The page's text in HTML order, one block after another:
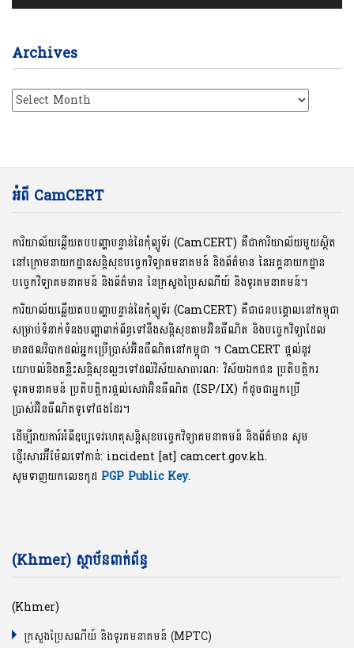
Archives
Archives
អំពី CamCERT
ការិយាល័យឆ្លើយតបបញ្ហាបន្ទាន់នៃកុំព្យូទ័រ (CamCERT) គឺជាការិយាល័យមួយស្ថិត
នៅក្រោមនាយកដ្ឋានសន្តិសុខបច្ចេកវិទ្យាគមនាគមន៍ និងព័ត៌មាន នៃអគ្គនាយកដ្ឋាន
បច្ចេកវិទ្យាគមនាគមន៍ និងព័ត៌មាន នៃក្រសួងប្រៃសណីយ៍ និងទូរគមនាគមន៍។
ការិយាល័យឆ្លើយតបបញ្ហាបន្ទាន់នៃកុំព្យូទ័រ (CamCERT) គឺជាជនបង្គោលនៅកម្ពុជា
សម្រាប់ទំនាក់ទំនងបញ្ហាពាក់ព័ន្ធទៅនឹងសន្តិសុខតាមអ៊ិនធឺណិត និងបច្ចេកវិទ្យាដែល
មានផលវិបាកដល់អ្នកប្រើប្រាស់អ៊ិនធឺណិតនៅកម្ពុជា ។ CamCERT ផ្តល់នូវ
យោបល់និងគន្លឹះសន្តិសុខល្អៗទៅដល់វិស័យសាធារណៈ វិស័យឯកជន ប្រតិបត្តិករ
ទូរគមនាគមន៍ ប្រតិបត្តិករផ្តល់សេវាអ៊ិនធឺណិត (ISP/IX) ក៏ដូចជាអ្នកប្រើ
ប្រាស់អ៊ិនធឺណិតទូទៅផងដែរ។
ដើម្បីរាយការ៍អំពីឧប្បទេវហេតុសន្តិសុខបច្ចេកវិទ្យាគមនាគមន៍ និងព័ត៌មាន សូម
ផ្ញើរសារអ៊ីម៉ែលទៅកាន់: incident [at] camcert.gov.kh.
សូមទាញយកលេខកូដ PGP Public Key.
(Khmer) ស្ថាប័នពាក់ព័ន្ធ
(Khmer)
ក្រសួងប្រៃសណីយ៍ និងទូរគមនាគមន៍ (MPTC)